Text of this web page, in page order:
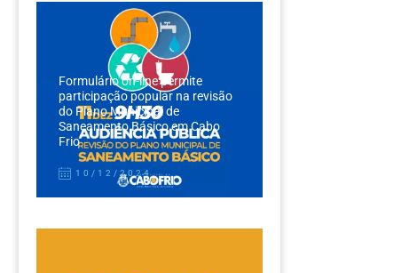
Formulário on-line permite
participação popular na revisão
do Plano Municipal de
Saneamento Básico em Cabo
Frio
10/12/2024